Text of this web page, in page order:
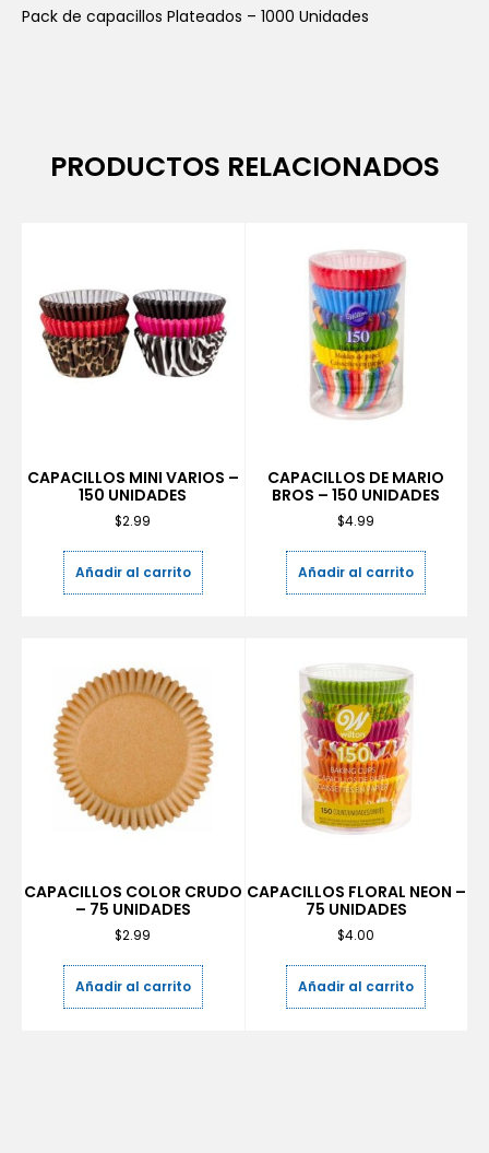
Pack de capacillos Plateados – 1000 Unidades
PRODUCTOS RELACIONADOS
CAPACILLOS MINI VARIOS –
150 UNIDADES
$2.99
Añadir al carrito
CAPACILLOS DE MARIO
BROS – 150 UNIDADES
$4.99
Añadir al carrito
CAPACILLOS COLOR CRUDO
– 75 UNIDADES
$2.99
Añadir al carrito
CAPACILLOS FLORAL NEON –
75 UNIDADES
$4.00
Añadir al carrito